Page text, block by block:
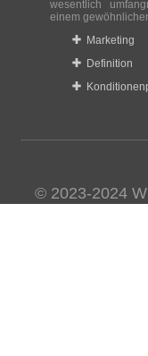
wesentlich
einem
Marketing
Definition
© 2023-2024